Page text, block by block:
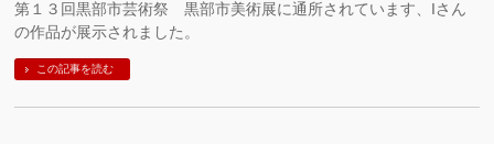
第１３回黒部市芸術祭 黒部市美術展に通所されています、Iさん
の作品が展示されました。
この記事を読む